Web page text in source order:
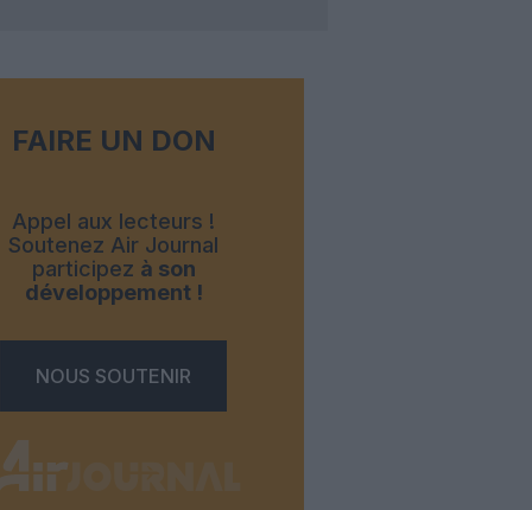
FAIRE UN DON
Appel aux lecteurs !
Soutenez Air Journal
participez à son
développement !
NOUS SOUTENIR